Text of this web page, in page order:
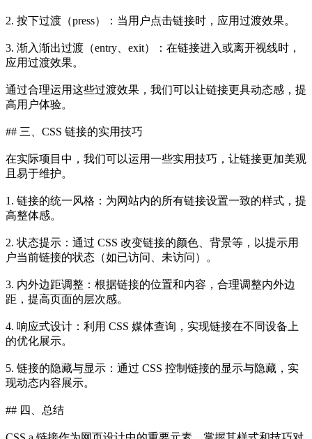
2. 按下过渡（press）：当用户点击链接时，应用过渡效果。
3. 渐入渐出过渡（entry、exit）：在链接进入或离开视线时，
应用过渡效果。
通过合理运用这些过渡效果，我们可以让链接更具动态感，提
高用户体验。
## 三、CSS 链接的实用技巧
在实际项目中，我们可以运用一些实用技巧，让链接更加美观
且易于维护。
1. 链接的统一风格：为网站内的所有链接设置一致的样式，提
高整体感。
2. 状态提示：通过 CSS 改变链接的颜色、背景等，以提示用
户当前链接的状态（如已访问、未访问）。
3. 内外边距调整：根据链接的位置和内容，合理调整内外边
距，提高页面的层次感。
4. 响应式设计：利用 CSS 媒体查询，实现链接在不同设备上
的优化展示。
5. 链接的隐藏与显示：通过 CSS 控制链接的显示与隐藏，实
现动态内容展示。
## 四、总结